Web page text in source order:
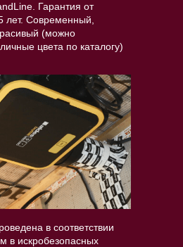
Гарантия от
лет. Современный,
(можно
цвета по каталогу)
в соответствии
в искробезопасных